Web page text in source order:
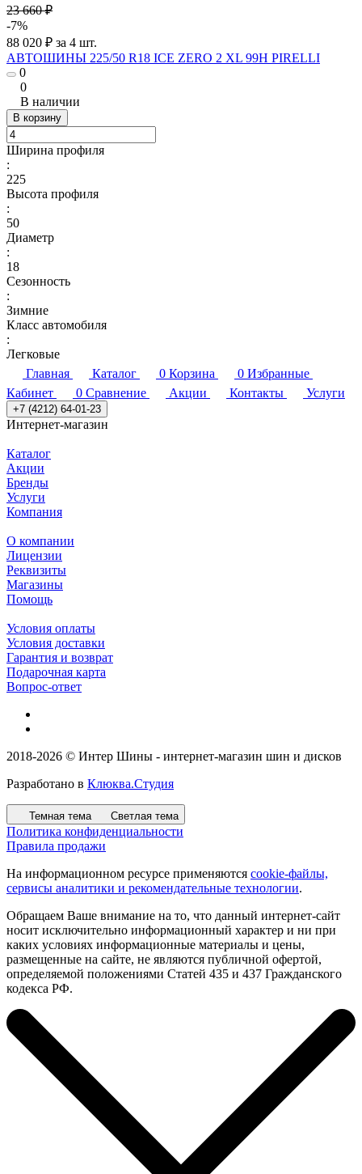
23 660 ₽
-7%
88 020 ₽ за 4 шт.
АВТОШИНЫ 225/50 R18 ICE ZERO 2 XL 99H PIRELLI
0
0
В наличии
В корзину
Ширина профиля
:
225
Высота профиля
:
50
Диаметр
:
18
Сезонность
:
Зимние
Класс автомобиля
:
Легковые
Главная
Каталог 0 Корзина 0 Избранные
Кабинет
0 Сравнение Акции Контакты Услуги
+7 (4212) 64-01-23
Интернет-магазин
Каталог
Акции
Бренды
Услуги
Компания
О компании
Лицензии
Реквизиты
Магазины
Помощь
Условия оплаты
Условия доставки
Гарантия и возврат
Подарочная карта
Вопрос-ответ
2018-2026 © Интер Шины - интернет-магазин шин и дисков
Разработано в Клюква.Студия
Темная тема Светлая тема
Политика конфиденциальности
Правила продажи
На информационном ресурсе применяются cookie-файлы,
сервисы аналитики и рекомендательные технологии.
Обращаем Ваше внимание на то, что данный интернет-сайт
носит исключительно информационный характер и ни при
каких условиях информационные материалы и цены,
размещенные на сайте, не являются публичной офертой,
определяемой положениями Статей 435 и 437 Гражданского
кодекса РФ.